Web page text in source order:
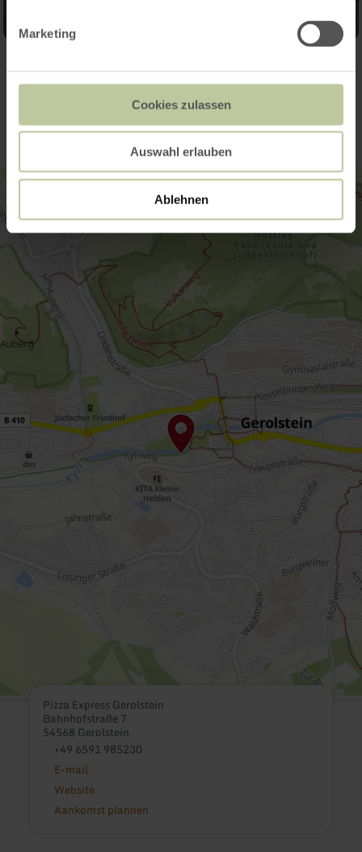
Marketing
Cookies zulassen
Auswahl erlauben
Ablehnen
Contact
Pizza Express Gerolstein
Bahnhofstraße 7
54568 Gerolstein
+49 6591 985230
E-mail
Website
Aankomst plannen